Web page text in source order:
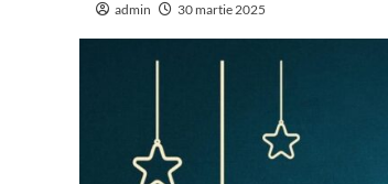
admin 30 martie 2025